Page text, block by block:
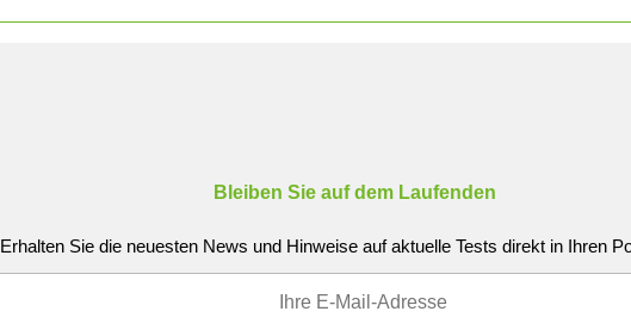
Bleiben Sie auf dem Laufenden
Erhalten Sie die neuesten News und Hinweise auf aktuelle Tests direkt in Ihren